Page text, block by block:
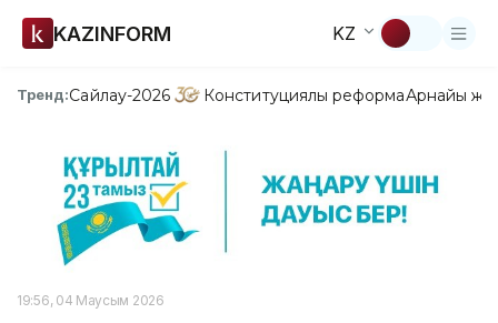
KAZINFORM KZ
Тренд:Сайлау-2026 Конституциялық реформаАрнайы
19:56, 04 Маусым 2026